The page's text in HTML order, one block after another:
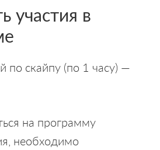
участия в
по скайпу (по 1 часу) —
на программу
необходимо